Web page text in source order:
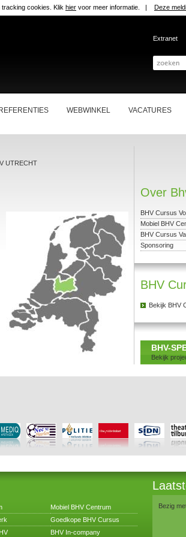
cookies. Klik hier voor meer informatie. | Deze
Extranet
WEBWINKEL VACATURES
UTRECHT
Over
BHV Cursus
Mobiel BHV
BHV Cursus
Sponsoring
BHV
Bekijk BHV
BHV-
Bekijk
Mobiel BHV Centrum
Goedkope BHV Cursus
BHV In-company
Bezig